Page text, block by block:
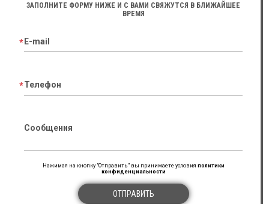
ЗАПОЛНИТЕ ФОРМУ НИЖЕ И С ВАМИ СВЯЖУТСЯ В БЛИЖАЙШЕЕ
ВРЕМЯ
E-mail
Телефон
Сообщения
Нажимая на кнопку "Отправить" вы принимаете условия политики
конфиденциальности
ОТПРАВИТЬ